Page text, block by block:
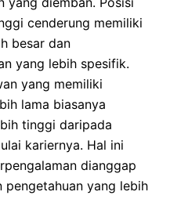
cenderung memiliki
besar dan
yang lebih spesifik.
yang memiliki
lama biasanya
tinggi daripada
kariernya. Hal ini
dianggap
yang lebih